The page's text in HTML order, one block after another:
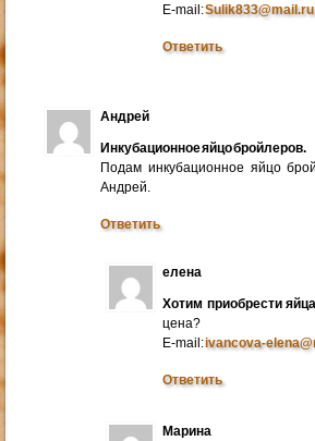
E-mail:Sulik833@mail.ru
Ответить
Андрей
Инкубационное яйцо бройлеров.
Подам инкубационное яйцо
Андрей.
Ответить
елена
Хотим приобрести
цена?
E-mail:ivancova-
Ответить
Марина